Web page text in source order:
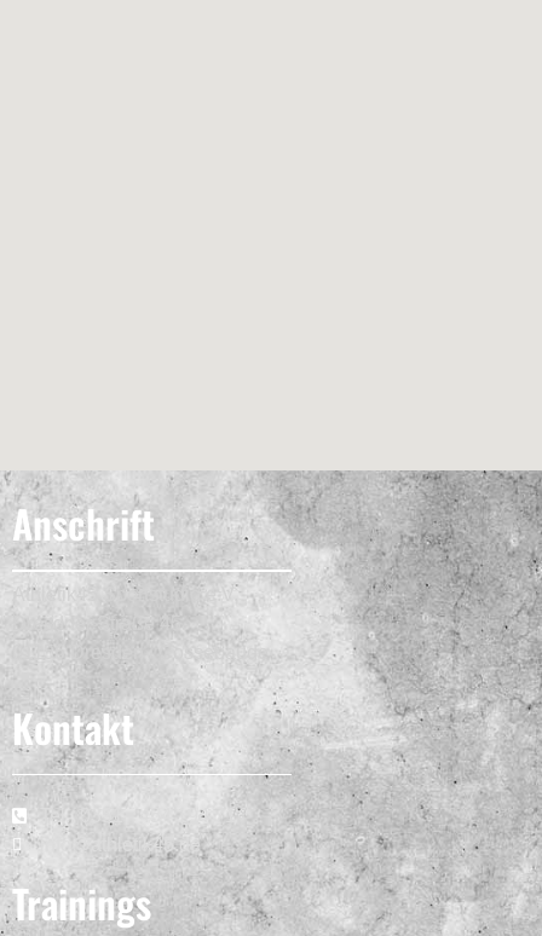
Anschrift
Athletik45 Sportstudio e.V.
Dresdner Straße 45
01156 Dresden / Cossebaude
Kontakt
Tel.: 0351 - 454 194 71
info@athletik45.de
Trainings